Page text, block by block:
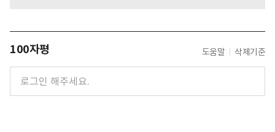
100자평 도움말 삭제기준